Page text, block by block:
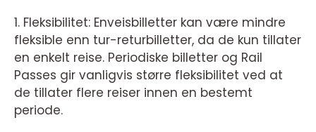
1. Fleksibilitet: Enveisbilletter kan være mindre
fleksible enn tur-returbilletter, da de kun tillater
en enkelt reise. Periodiske billetter og Rail
Passes gir vanligvis større fleksibilitet ved at
de tillater flere reiser innen en bestemt
periode.